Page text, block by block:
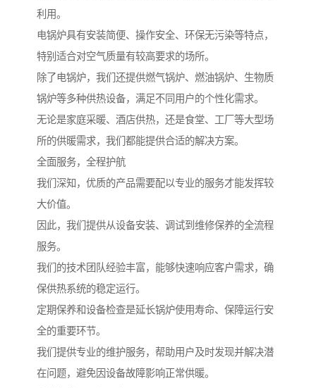
利用。
电锅炉具有安装简便、操作安全、环保无污染等特点，
特别适合对空气质量有较高要求的场所。
除了电锅炉，我们还提供燃气锅炉、燃油锅炉、生物质
锅炉等多种供热设备，满足不同用户的个性化需求。
无论是家庭采暖、酒店供热，还是食堂、工厂等大型场
所的供暖需求，我们都能提供合适的解决方案。
全面服务，全程护航
我们深知，优质的产品需要配以专业的服务才能发挥较
大价值。
因此，我们提供从设备安装、调试到维修保养的全流程
服务。
我们的技术团队经验丰富，能够快速响应客户需求，确
保供热系统的稳定运行。
定期保养和设备检查是延长锅炉使用寿命、保障运行安
全的重要环节。
我们提供专业的维护服务，帮助用户及时发现并解决潜
在问题，避免因设备故障影响正常供暖。